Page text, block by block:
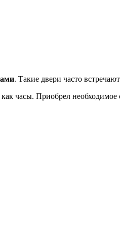
. Такие двери часто
часы. Приобрел необходимое